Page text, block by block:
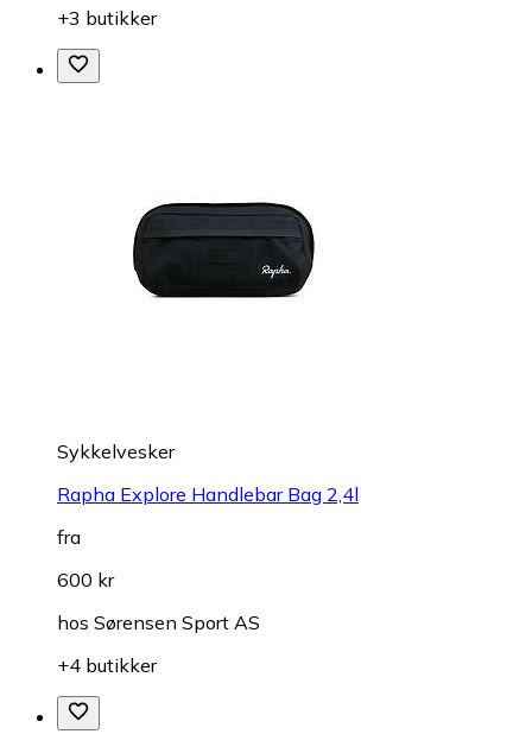
+3 butikker
Sykkelvesker
Rapha Explore Handlebar Bag 2,4l
fra
600 kr
hos Sørensen Sport AS
+4 butikker